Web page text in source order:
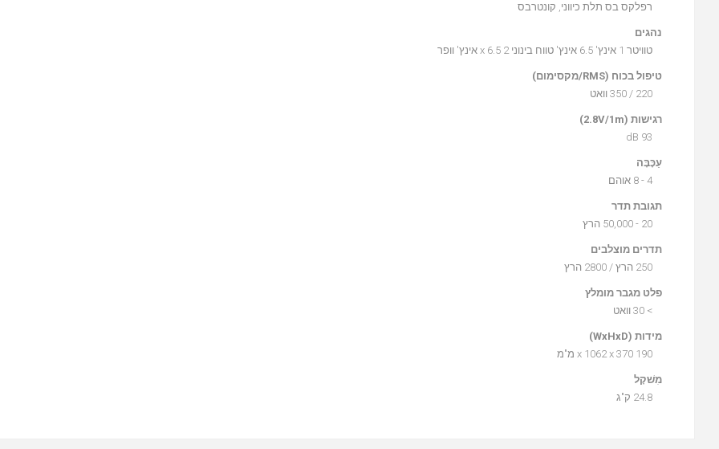
רפלקס בס תלת כיווני, קונטרבס
נהגים
טוויטר 1 אינץ' 6.5 אינץ' טווח בינוני 2 x 6.5 אינץ' וופר
טיפול בכוח (RMS/מקסימום)
רגישות (2.8V/1m)
עַכָּבָּה
4 - 8 אוהם
תגובת תדר
תדרים מוצלבים
פלט מגבר מומלץ
> 30 וואט
מידות (WxHxD)
מִשׁקָל